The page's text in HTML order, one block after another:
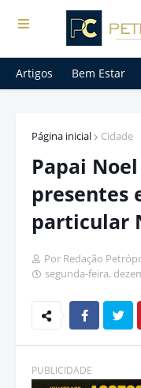
Artigos Bem Estar
Página inicial Cidade
Papai
presentes
particular
Por Redação
segunda-feira,
PUBLICIDADE